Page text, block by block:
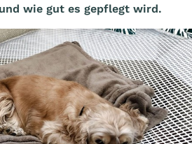
wie gut es gepflegt wird.